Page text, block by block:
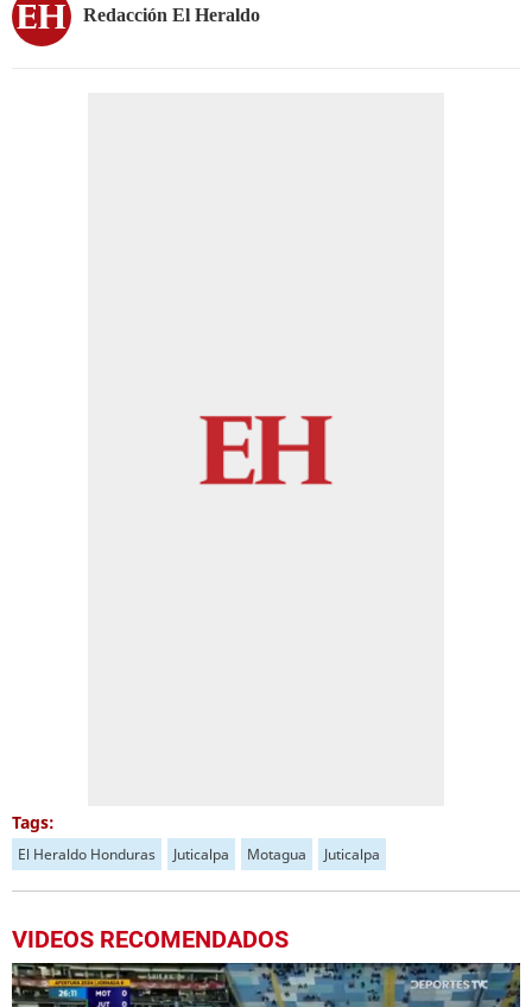
Redacción El Heraldo
Tags:
El Heraldo Honduras Juticalpa Motagua Juticalpa
VIDEOS RECOMENDADOS